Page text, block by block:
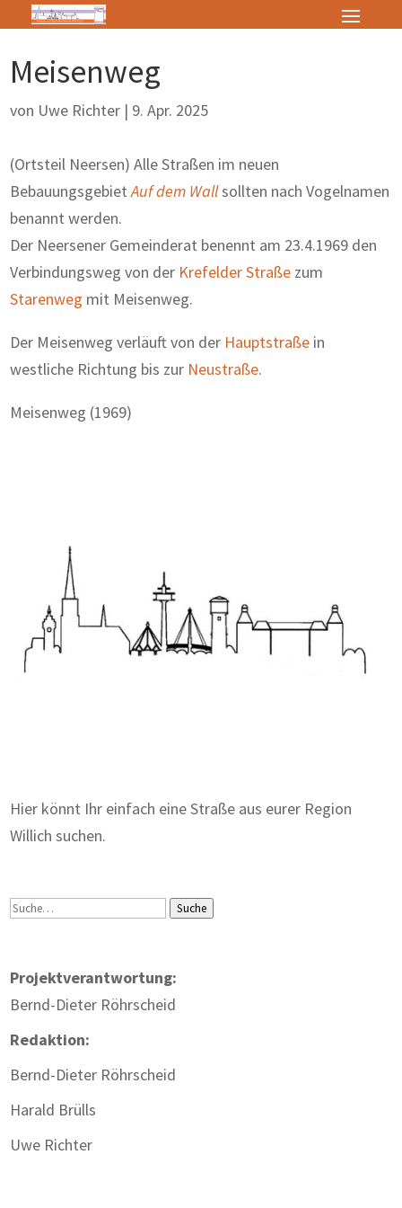
Meisenweg
von Uwe Richter | 9. Apr. 2025
(Ortsteil Neersen) Alle Straßen im neuen
BebauungsgebietAuf dem Wallsollten nach Vogelnamen
benannt werden.
Der Neersener Gemeinderat benennt am 23.4.1969 den
Verbindungsweg von der Krefelder Straße zum
Starenweg mit Meisenweg.
Der Meisenweg verläuft von der Hauptstraße in
westliche Richtung bis zur Neustraße.
Meisenweg (1969)
Hier könnt Ihr einfach eine Straße aus eurer Region
Willich suchen.
Suche Suche
Projektverantwortung:
Bernd-Dieter Röhrscheid
Redaktion:
Bernd-Dieter Röhrscheid
Harald Brülls
Uwe Richter